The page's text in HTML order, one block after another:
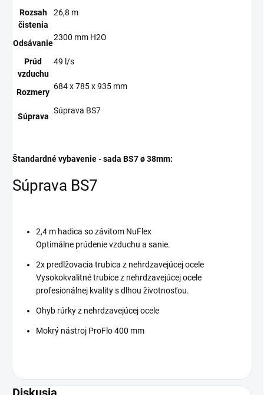
Rozsah
čistenia
26,8 m
Odsávanie
2300 mm H2O
Prúd
vzduchu
49 l/s
Rozmery
684 x ​​785 x 935 mm
Súprava
Súprava BS7
Štandardné vybavenie - sada BS7 ø 38mm:
Súprava BS7
2,4 m hadica so závitom NuFlex
Optimálne prúdenie vzduchu a sanie.
2x predlžovacia trubica z nehrdzavejúcej ocele
Vysokokvalitné trubice z nehrdzavejúcej ocele
profesionálnej kvality s dlhou životnosťou.
Ohyb rúrky z nehrdzavejúcej ocele
Mokrý nástroj ProFlo 400 mm